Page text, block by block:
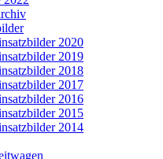
2020
2019
2018
2017
2016
2015
2014